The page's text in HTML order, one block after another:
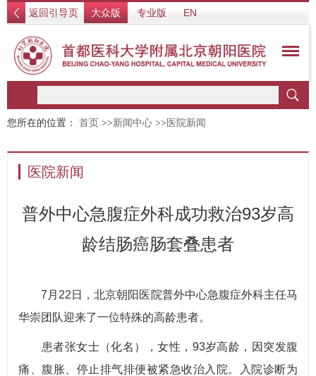
返回引导页 大众版 专业版 EN
您所在的位置： 首页 >>新闻中心 >> 医院新闻
医院新闻
普外中心急腹症外科成功救治93岁高
龄结肠癌肠套叠患者
7月22日，北京朝阳医院普外中心急腹症外科主任马
华崇团队迎来了一位特殊的高龄患者。
患者张女士（化名），女性，93岁高龄，因突发腹
痛、腹胀、停止排气排便被紧急收治入院。入院诊断为